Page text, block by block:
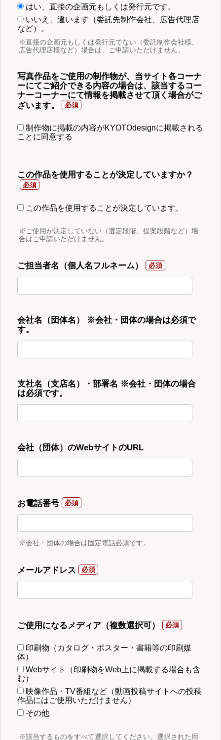
はい、直接の企画元もしくは発行元です。
いいえ、違います（委託先制作会社、広告代理店
など）。
※直接の企画元もしくは発行元でない（委託制作会社様、
広告代理店様など）場合は、ご申請いただけません。
写真作品をご使用の制作物が、当サイト各コーナ
ーにてご紹介できる内容の場合は、該当するコー
ナーコーナーにて情報を掲載させて頂く場合がご
ざいます。
制作物に掲載の内容がKYOTOdesignに掲載される
ことに同意する
この作品を使用することが決定していますか？
この作品を使用することが決定しています。
※ご使用が決定していない（選定段階、提案段階など）場
合はご申請いただけません。
ご担当者名（個人名フルネーム）
会社名（団体名） ※会社・団体の場合は必須で
す。
支社名（支店名）・部署名 ※会社・団体の場合
は必須です。
会社（団体）のWebサイトのURL
お電話番号
※会社・団体の場合は固定電話必須です。
メールアドレス
ご使用になるメディア（複数選択可）
印刷物（カタログ・ポスター・書籍等の印刷媒
体）
Webサイト（印刷物をWeb上に掲載する場合も含
む）
映像作品・TV番組など（動画投稿サイトへの投稿
作品にはご使用いただけません）
その他
※該当するものをすべて選択してください。選択された用